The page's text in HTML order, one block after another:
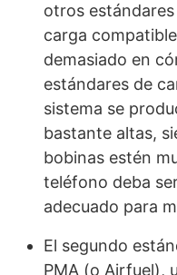
otros
carga
demasiado en
estándares de
sistema se
bastante altas,
bobinas estén
teléfono deba
adecuado para
El segundo
PMA (o Airfuel),